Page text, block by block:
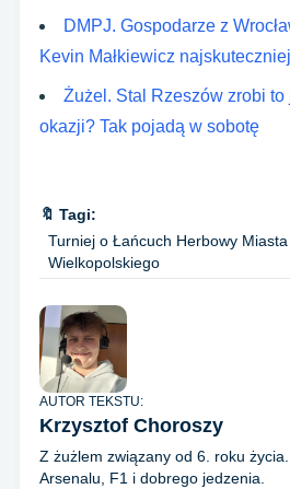
DMPJ. Gospodarze z
Kevin Małkiewicz
Żużel. Stal Rzeszów zrobi
okazji? Tak pojadą w sobotę
🔖 Tagi:
Turniej o Łańcuch Herbowy
Wielkopolskiego
AUTOR TEKSTU:
Krzysztof Choroszy
Z żużlem związany od 6. roku
Arsenalu, F1 i dobrego jedzenia.